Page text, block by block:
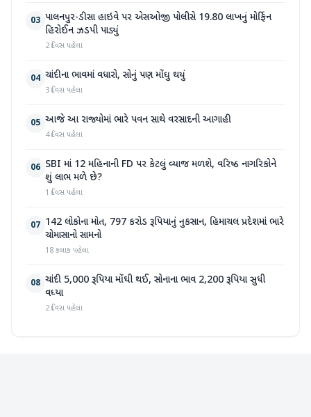
03 પાલનપુર-ડીસા હાઇવે પર એસઓજી પોલીસે 19.80 લાખનું મોર્ફિન
હિરોઈન ઝડપી પાડ્યું
2 દિવસ પહેલા
04 ચાંદીના ભાવમાં વધારો, સોનું પણ મોંઘુ થયું
3 દિવસ પહેલા
05 આજે આ રાજ્યોમાં ભારે પવન સાથે વરસાદની આગાહી
4 દિવસ પહેલા
06 SBI માં 12 મહિનાની FD પર કેટલું વ્યાજ મળશે, વરિષ્ઠ નાગરિકોને
શું લાભ મળે છે?
1 દિવસ પહેલા
07 142 લોકોના મોત, 797 કરોડ રૂપિયાનું નુકસાન, હિમાચલ પ્રદેશમાં ભારે
ચોમાસાનો સામનો
18 કલાક પહેલા
08 ચાંદી 5,000 રૂપિયા મોંઘી થઈ, સોનાના ભાવ 2,200 રૂપિયા સુધી
વધ્યા
2 દિવસ પહેલા